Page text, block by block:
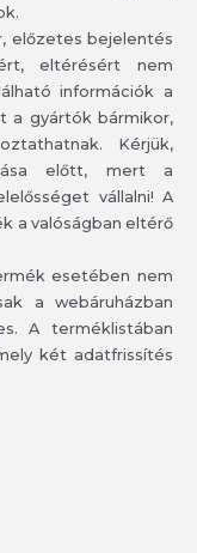
előzetes bejelentés
eltérésért nem
információk a
a gyártók bármikor,
Kérjük,
előtt, mert a
vállalni! A
a valóságban eltérő
esetében nem
a webáruházban
A terméklistában
két adatfrissítés